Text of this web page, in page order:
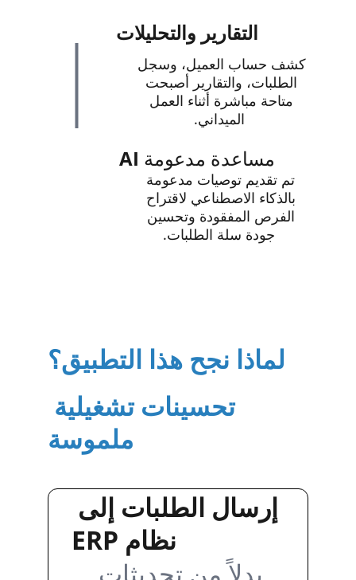
التقارير والتحليلات
AI
كشف حساب العميل، وسجل
الطلبات، والتقارير أصبحت
متاحة مباشرة أثناء العمل
الميداني.
تم تقديم توصيات مدعومة
بالذكاء الاصطناعي لاقتراح
الفرص المفقودة وتحسين
جودة سلة الطلبات.
تحسينات تشغيلية
ملموسة
إرسال الطلبات إلى
نظام ERP
لماذا نجح هذا التطبيق؟